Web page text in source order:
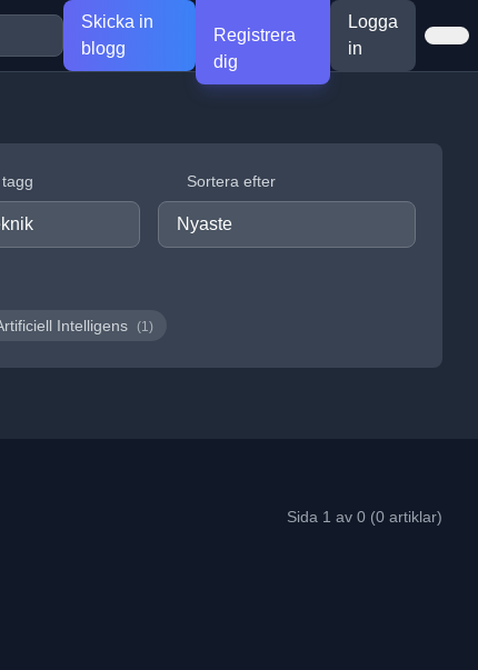
Skicka in
blogg
Registrera
dig
Logga
in
Sortera efter
Intelligens (1)
Sida 1 av 0 (0 artiklar)